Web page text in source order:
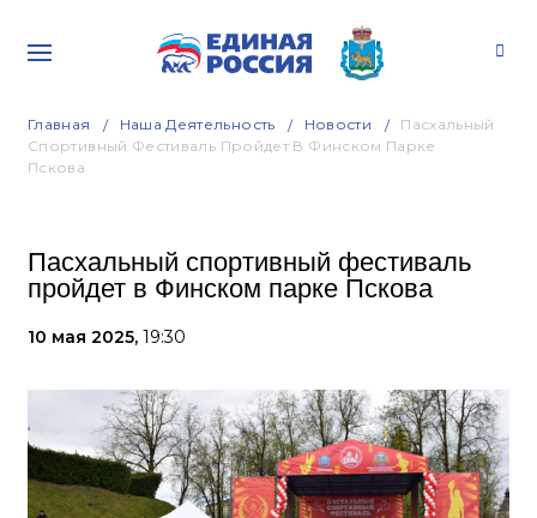
Главная Наша Деятельность Новости
Пасхальный
Спортивный Фестиваль Пройдет В Финском Парке
Пскова
Пасхальный спортивный фестиваль
пройдет в Финском парке Пскова
10 мая 2025, 19:30